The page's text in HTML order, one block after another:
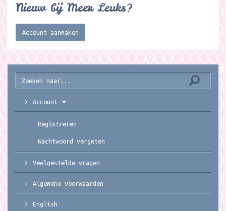
Nieuw bij Meer Leuks?
Account aanmaken
Account
Registreren
Wachtwoord vergeten
Veelgestelde vragen
Algemene voorwaarden
English